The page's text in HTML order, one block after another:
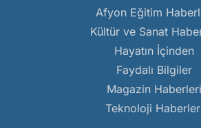
Afyon Eğitim
Kültür ve Sanat
Hayatın İçinden
Faydalı Bilgiler
Magazin Haberleri
Teknoloji